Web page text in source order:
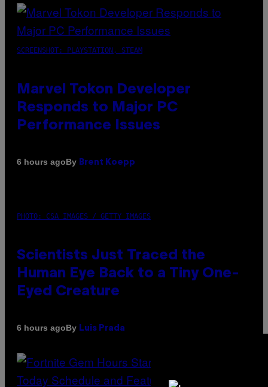
SCREENSHOT: PLAYSTATION, STEAM
Marvel Tokon Developer
Responds to Major PC
Performance Issues
6 hours agoBy Brent Koepp
PHOTO: CSA IMAGES / GETTY IMAGES
Scientists Just Traced the
Human Eye Back to a Tiny One-
Eyed Creature
6 hours agoBy Luis Prada